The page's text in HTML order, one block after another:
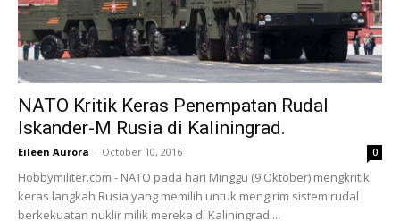
NATO Kritik Keras Penempatan Rudal
Iskander-M Rusia di Kaliningrad.
Eileen Aurora - October 10, 2016 0
Hobbymiliter.com - NATO pada hari Minggu (9 Oktober) mengkritik
keras langkah Rusia yang memilih untuk mengirim sistem rudal
berkekuatan nuklir milik mereka di Kaliningrad....